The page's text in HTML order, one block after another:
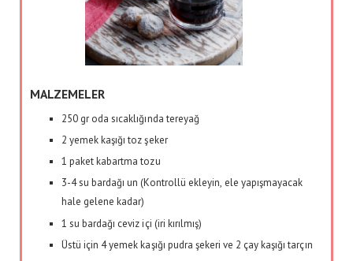
MALZEMELER
250 gr oda sıcaklığında tereyağ
2 yemek kaşığı toz şeker
1 paket kabartma tozu
3-4 su bardağı un (Kontrollü ekleyin, ele yapışmayacak
hale gelene kadar)
1 su bardağı ceviz içi (iri kırılmış)
Üstü için 4 yemek kaşığı pudra şekeri ve 2 çay kaşığı tarçın